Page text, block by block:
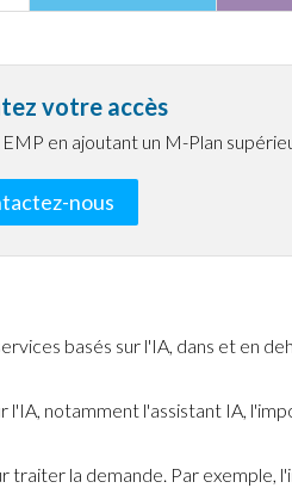
votre accès
en ajoutant un M-Plan
nous
basés sur l'IA, dans et en
notamment l'assistant IA,
la demande. Par exemple,